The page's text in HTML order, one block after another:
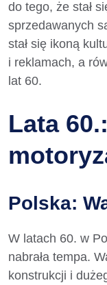
do tego, że stał
sprzedawanych
stał się ikoną
i reklamach, a
lat 60.
Lata
Polska:
W latach 60. w
nabrała tempa.
konstrukcji i